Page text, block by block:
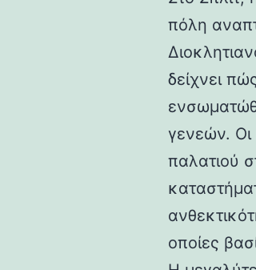
πόλη
δείχνει
γενεών. Οι
παλατιού
οποίες